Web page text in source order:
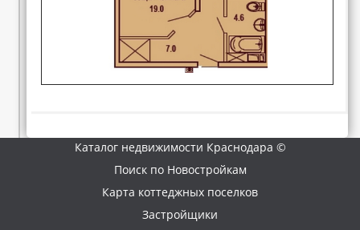
Каталог недвижимости Краснодара ©
Поиск по Новостройкам
Карта коттеджных поселков
Застройщики